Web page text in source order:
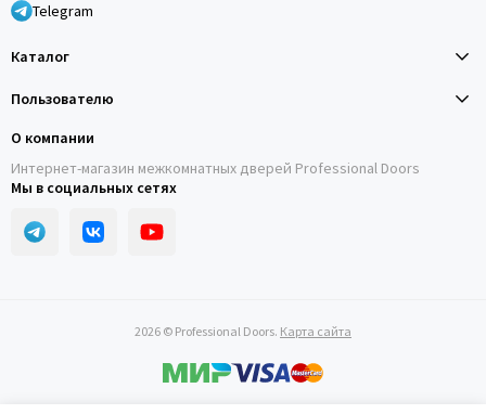
Telegram
Каталог
Пользователю
О компании
Интернет-магазин межкомнатных дверей Professional Doors
Мы в социальных сетях
2026 © Professional Doors. Карта сайта